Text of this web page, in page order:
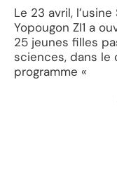
Le 23 avril, l’usine
Yopougon ZI1 a
25 jeunes filles
sciences, dans le
programme «